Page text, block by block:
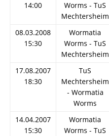
14:00
Worms - TuS
Mechtersheim
08.03.2008
15:30
Wormatia
Worms - TuS
Mechtersheim
17.08.2007
18:30
TuS
Mechtersheim
- Wormatia
Worms
14.04.2007
15:30
Wormatia
Worms - TuS